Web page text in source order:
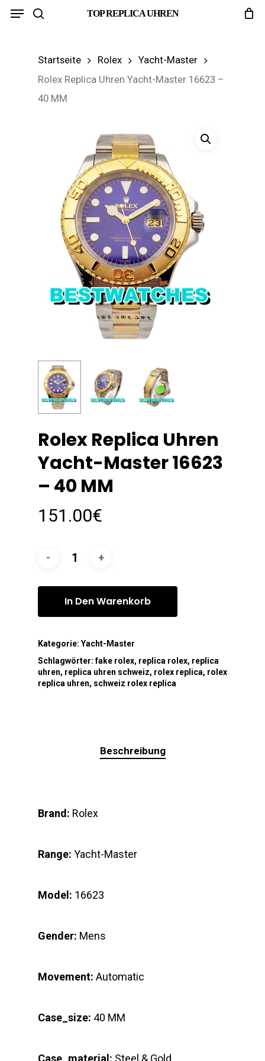
Skip
TOP REPLICA UHREN
Menu
Startseite Rolex
Yacht-Master
Rolex Replica Uhren Yacht-Master 16623 –
40 MM
Rolex Replica Uhren
Yacht-Master 16623
– 40 MM
151.00€
In Den Warenkorb
Kategorie: Yacht-Master
Schlagwörter:fake rolex, replica rolex, replica
uhren, replica uhren schweiz, rolex replica, rolex
replica uhren, schweiz rolex replica
Beschreibung
Brand: Rolex
Range: Yacht-Master
Model: 16623
Gender: Mens
Movement: Automatic
Case_size: 40 MM
Case_material: Steel & Gold